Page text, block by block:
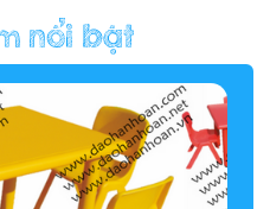
banh 9H5412